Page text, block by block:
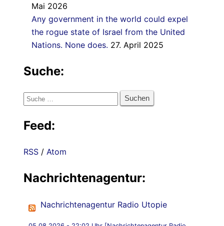
Mai 2026
Any government in the world could expel
the rogue state of Israel from the United
Nations. None does. 27. April 2025
Suche:
Suche
Feed:
RSS / Atom
Nachrichtenagentur:
Nachrichtenagentur Radio Utopie